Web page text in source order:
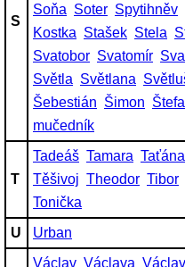
S
Soňa Soter Spytihněv
Kostka Stašek Stela
Svatobor Svatomír
Světla Světlana
Šebestián Šimon
mučedník
T
Tadeáš Tamara Taťána
Těšivoj Theodor Tibor
Tonička
U
Urban
Václav Václava